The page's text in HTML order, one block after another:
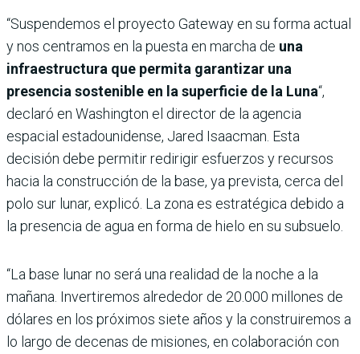
“Suspendemos el proyecto Gateway en su forma actual
y nos centramos en la puesta en marcha de una
infraestructura que permita garantizar una
presencia sostenible en la superficie de la Luna“,
declaró en Washington el director de la agencia
espacial estadounidense, Jared Isaacman. Esta
decisión debe permitir redirigir esfuerzos y recursos
hacia la construcción de la base, ya prevista, cerca del
polo sur lunar, explicó. La zona es estratégica debido a
la presencia de agua en forma de hielo en su subsuelo.
“La base lunar no será una realidad de la noche a la
mañana. Invertiremos alrededor de 20.000 millones de
dólares en los próximos siete años y la construiremos a
lo largo de decenas de misiones, en colaboración con